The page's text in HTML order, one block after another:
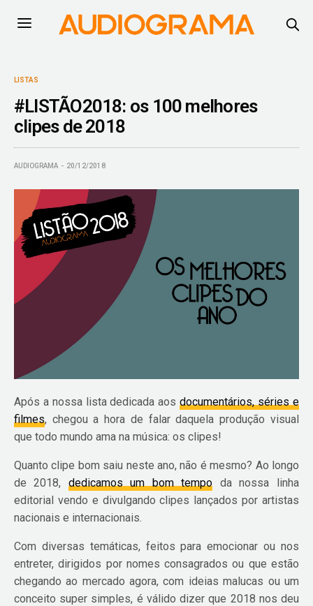
LISTAS
#LISTÃO2018: os 100 melhores
clipes de 2018
AUDIOGRAMA 20/12/2018
Após a nossa lista dedicada aosdocumentários, séries e
filmes, chegou a hora de falar daquela produção visual
que todo mundo ama na música: os clipes!
Quanto clipe bom saiu neste ano, não é mesmo? Ao longo
de 2018, dedicamos um bom tempo da nossa linha
editorial vendo e divulgando clipes lançados por artistas
nacionais e internacionais.
Com diversas temáticas, feitos para emocionar ou nos
entreter, dirigidos por nomes consagrados ou que estão
chegando ao mercado agora, com ideias malucas ou um
conceito super simples, é válido dizer que 2018 nos deu